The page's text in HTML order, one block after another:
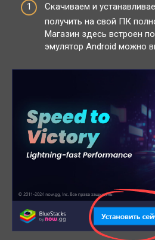
Скачиваем и
получить на свой ПК
Магазин здесь встроен
эмулятор Android можно